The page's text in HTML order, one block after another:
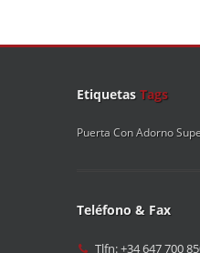
Etiquetas Tags
Puerta Con Adorno
Teléfono & Fax
Tlfn: +34 647 700